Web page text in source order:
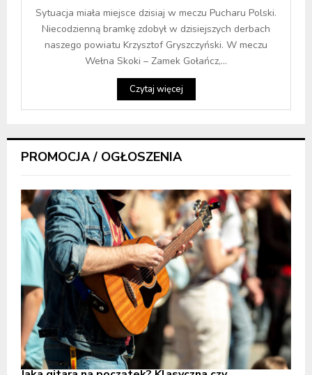
Sytuacja miała miejsce dzisiaj w meczu Pucharu Polski.
Niecodzienną bramkę zdobył w dzisiejszych derbach
naszego powiatu Krzysztof Gryszczyński. W meczu
Wełna Skoki – Zamek Gołańcz,...
Czytaj więcej
PROMOCJA / OGŁOSZENIA